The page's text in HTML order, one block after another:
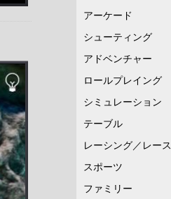
アーケード
シューティング
アドベンチャー
ロールプレイング
シミュレーション
テーブル
レーシング／レース
スポーツ
ファミリー